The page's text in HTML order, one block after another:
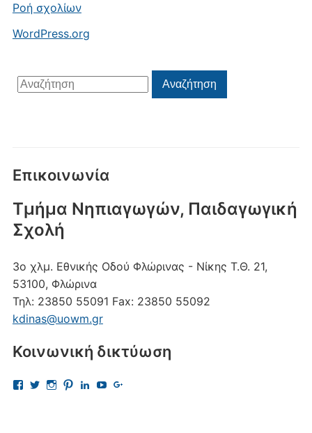
Ροή σχολίων
WordPress.org
Αναζήτηση
για:
Αναζήτηση
Επικοινωνία
Τμήμα Νηπιαγωγών, Παιδαγωγική
Σχολή
3ο χλμ. Εθνικής Οδού Φλώρινας - Νίκης Τ.Θ. 21,
53100, Φλώρινα
Τηλ: 23850 55091 Fax: 23850 55092
kdinas@uowm.gr
Κοινωνική δικτύωση
Προβολή
Προβολή
Προβολή
Προβολή
Προβολή
Προβολή